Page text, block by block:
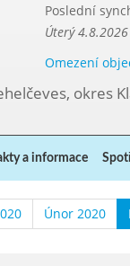
Poslední
Úterý
Omezení
okres
a informace
Únor 2020